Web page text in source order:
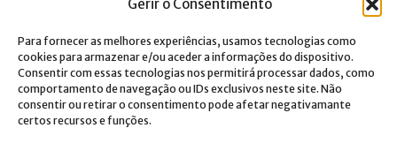
Gerir o Consentimento
Para fornecer as melhores experiências, usamos tecnologias como
cookies para armazenar e/ou aceder a informações do dispositivo.
Consentir com essas tecnologias nos permitirá processar dados, como
comportamento de navegação ou IDs exclusivos neste site. Não
consentir ou retirar o consentimento pode afetar negativamante
certos recursos e funções.
I consent to the processing of data and accept the privacy
policy.*
Costa Verde is committed to the implementation of the GDPR. To